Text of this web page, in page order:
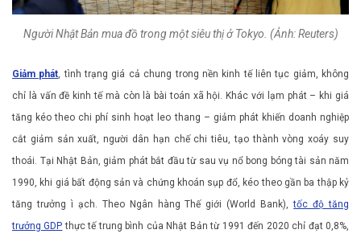
Người Nhật Bản mua đồ trong một siêu thị ở Tokyo. (Ảnh: Reuters)
Giảm phát, tình trạng giá cả chung trong nền kinh tế liên tục giảm, không
chỉ là vấn đề kinh tế mà còn là bài toán xã hội. Khác với lạm phát – khi giá
tăng kéo theo chi phí sinh hoạt leo thang – giảm phát khiến doanh nghiệp
cắt giảm sản xuất, người dân hạn chế chi tiêu, tạo thành vòng xoáy suy
thoái. Tại Nhật Bản, giảm phát bắt đầu từ sau vụ nổ bong bóng tài sản năm
1990, khi giá bất động sản và chứng khoán sụp đổ, kéo theo gần ba thập kỷ
tăng trưởng ì ạch. Theo Ngân hàng Thế giới (World Bank),tốc độ tăng
trưởng GDP thực tế trung bình của Nhật Bản từ 1991 đến 2020 chỉ đạt 0,8%,